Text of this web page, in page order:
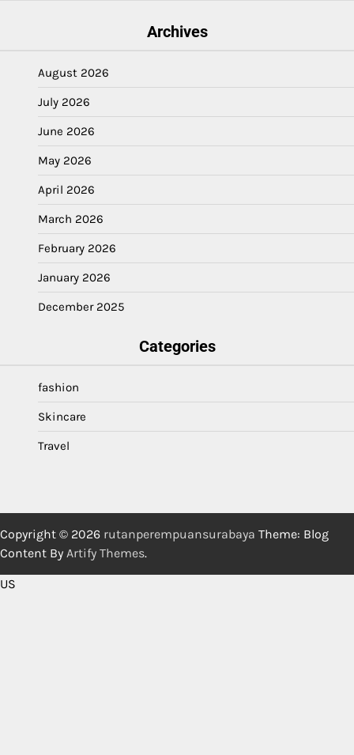
Archives
August 2026
July 2026
June 2026
May 2026
April 2026
March 2026
February 2026
January 2026
December 2025
Categories
fashion
Skincare
Travel
Copyright © 2026 rutanperempuansurabaya Theme: Blog
Content By Artify Themes.
US